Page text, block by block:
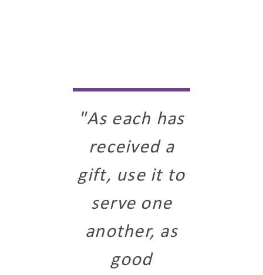
"As each has
received a
gift, use it to
serve one
another, as
good